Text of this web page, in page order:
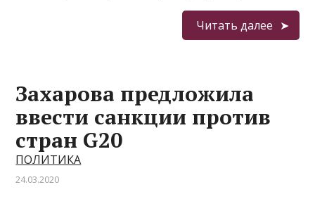
Читать далее
Захарова предложила
ввести санкции против
стран G20
ПОЛИТИКА
24.03.2020